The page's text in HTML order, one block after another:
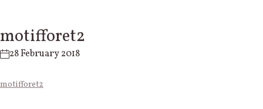
motifforet2
28 February 2018
motifforet2